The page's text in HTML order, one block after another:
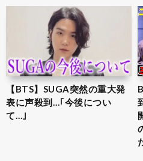
【BTS】SUGA突然の重大発
表に声殺到…｢今後につい
て…｣